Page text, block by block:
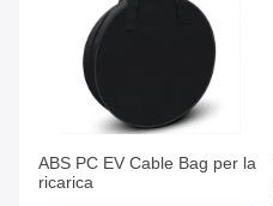
ABS PC EV Cable Bag per la
ricarica